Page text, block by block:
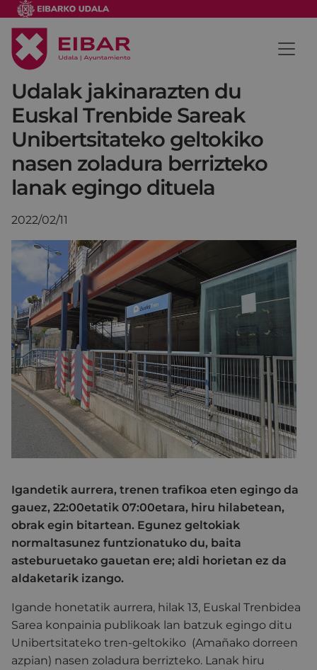
Udalak jakinarazten du
Euskal Trenbide Sareak
Unibertsitateko geltokiko
nasen zoladura berrizteko
lanak egingo dituela
2022/02/11
Igandetik aurrera, trenen trafikoa eten egingo da
gauez, 22:00etatik 07:00etara, hiru hilabetean,
obrak egin bitartean. Egunez geltokiak
normaltasunez funtzionatuko du, baita
asteburuetako gauetan ere; aldi horietan ez da
aldaketarik izango.
Igande honetatik aurrera, hilak 13, Euskal Trenbidea
Sarea konpainia publikoak lan batzuk egingo ditu
Unibertsitateko tren-geltokiko (Amañako dorreen
azpian) nasen zoladura berrizteko. Lanak hiru